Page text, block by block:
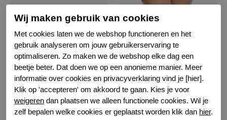
Magic laundry bag
White
€ 12,99
Mosaic
€ 115,99 € 58,00
Filter
Wij maken gebruik van cookies
Met cookies laten we de webshop functioneren en het
gebruik analyseren om jouw gebruikerservaring te
optimaliseren. Zo maken we de webshop elke dag een
beetje beter. Dat doen we op een anonieme manier. Meer
informatie over cookies en privacyverklaring vind je [hier].
Klik op 'accepteren' om akkoord te gaan. Kies je voor
weigeren dan plaatsen we alleen functionele cookies. Wil je
zelf bepalen welke cookies er geplaatst worden klik dan hier.